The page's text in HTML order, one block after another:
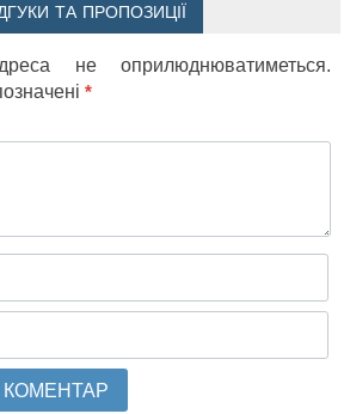
ТА ПРОПОЗИЦІЇ
не оприлюднюватиметься.
*